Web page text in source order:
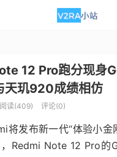
12 Pro跑分现身
天玑920成绩相仿
阅读(409) 评论(0)
将发布新一代“体验小金
Redmi Note 12 Pro的